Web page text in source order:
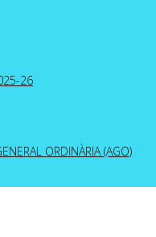
26
ORDINÀRIA (AGO)